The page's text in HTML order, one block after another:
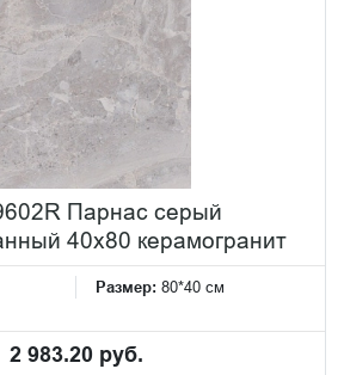
Парнас серый
40x80 керамогранит
Размер: 80*40 см
2 983.20 руб.